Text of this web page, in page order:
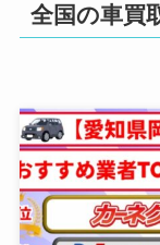
全国の車買